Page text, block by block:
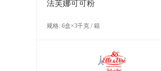
可可联盟伊瓜达尔黑巧克力 (56%)
法芙娜可可粉
规格: 6盒×3千克 / 箱